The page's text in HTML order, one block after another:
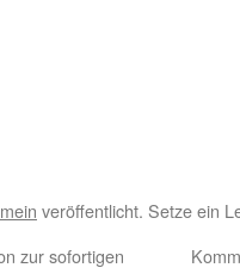
veröffentlicht. Setze ein
zur sofortigen